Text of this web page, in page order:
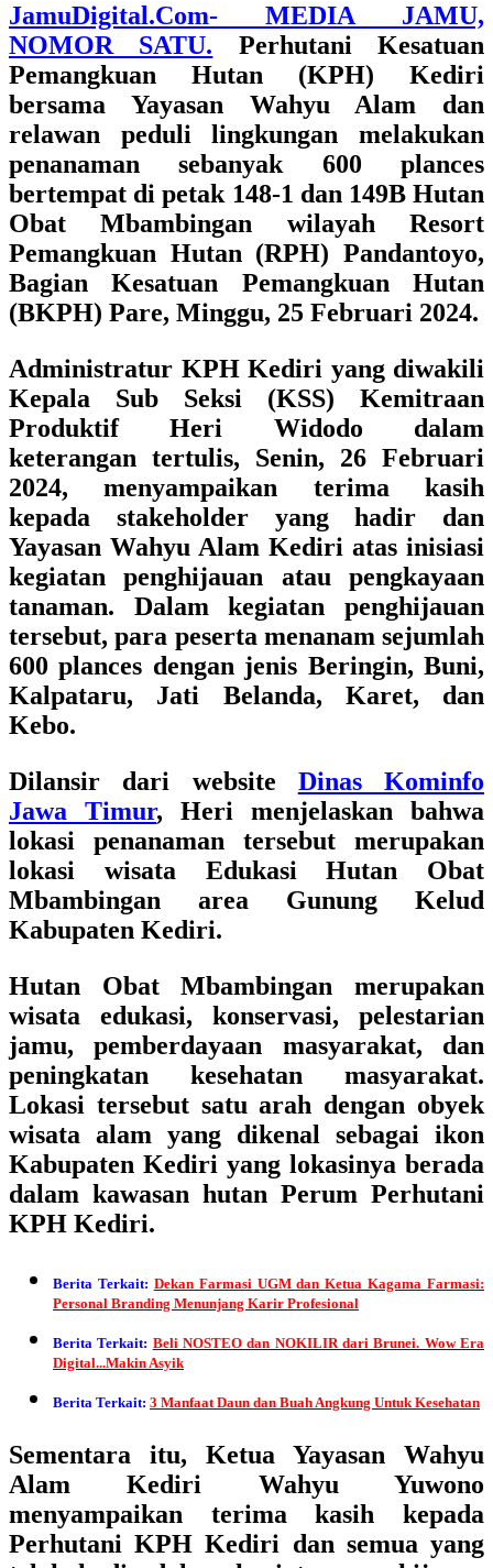
JamuDigital.Com- MEDIA JAMU,
NOMOR SATU.
Perhutani Kesatuan
Pemangkuan Hutan (KPH) Kediri
bersama Yayasan Wahyu Alam dan
relawan peduli lingkungan melakukan
penanaman sebanyak 600 plances
bertempat di petak 148-1 dan 149B Hutan
Obat Mbambingan wilayah Resort
Pemangkuan Hutan (RPH) Pandantoyo,
Bagian Kesatuan Pemangkuan Hutan
(BKPH) Pare, Minggu, 25 Februari 2024.
Administratur KPH Kediri yang diwakili
Kepala Sub Seksi (KSS) Kemitraan
Produktif Heri Widodo dalam
keterangan tertulis, Senin, 26 Februari
2024, menyampaikan terima kasih
kepada stakeholder yang hadir dan
Yayasan Wahyu Alam Kediri atas inisiasi
kegiatan penghijauan atau pengkayaan
tanaman. Dalam kegiatan penghijauan
tersebut, para peserta menanam sejumlah
600 plances dengan jenis Beringin, Buni,
Kalpataru, Jati Belanda, Karet, dan
Kebo.
Dilansir dari website Dinas Kominfo
Jawa Timur, Heri menjelaskan bahwa
lokasi penanaman tersebut merupakan
lokasi wisata Edukasi Hutan Obat
Mbambingan area Gunung Kelud
Kabupaten Kediri.
Hutan Obat Mbambingan merupakan
wisata edukasi, konservasi, pelestarian
jamu, pemberdayaan masyarakat, dan
peningkatan kesehatan masyarakat.
Lokasi tersebut satu arah dengan obyek
wisata alam yang dikenal sebagai ikon
Kabupaten Kediri yang lokasinya berada
dalam kawasan hutan Perum Perhutani
KPH Kediri.
Berita Terkait: Dekan Farmasi UGM dan Ketua Kagama Farmasi:
Personal Branding Menunjang Karir Profesional
Berita Terkait: Beli NOSTEO dan NOKILIR dari Brunei. Wow Era
Digital...Makin Asyik
Berita Terkait: 3 Manfaat Daun dan Buah Angkung Untuk Kesehatan
Sementara itu, Ketua Yayasan Wahyu
Alam Kediri Wahyu Yuwono
menyampaikan terima kasih kepada
Perhutani KPH Kediri dan semua yang